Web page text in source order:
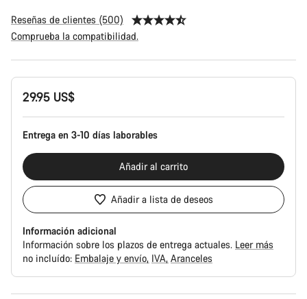
Reseñas de clientes (500)
Comprueba la compatibilidad.
Configuración
del29.95 US$
Entrega en 3-10 días laborables
Añadir al carrito
Añadir a lista de deseos
Información adicional
Información sobre los plazos de entrega actuales. Leer más
no incluído: Embalaje y envío IVA Aranceles